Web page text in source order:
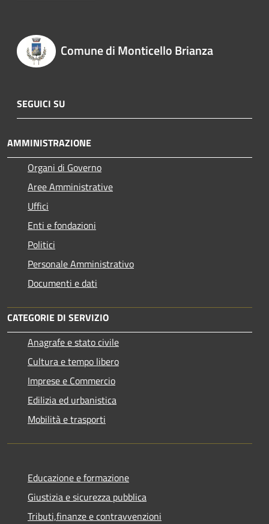
Comune di Monticello Brianza
SEGUICI SU
AMMINISTRAZIONE
Organi di Governo
Aree Amministrative
Uffici
Enti e fondazioni
Politici
Personale Amministrativo
Documenti e dati
CATEGORIE DI SERVIZIO
Anagrafe e stato civile
Cultura e tempo libero
Imprese e Commercio
Edilizia ed urbanistica
Mobilità e trasporti
Educazione e formazione
Giustizia e sicurezza pubblica
Tributi,finanze e contravvenzioni